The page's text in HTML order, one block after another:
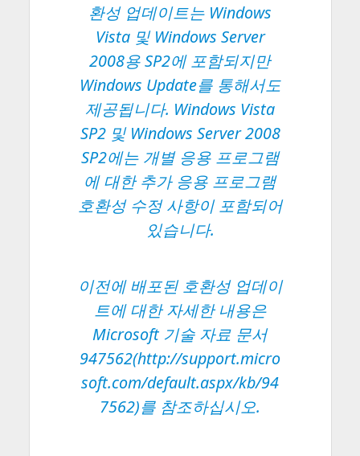
환성 업데이트는 Windows
Vista 및 Windows Server
2008용 SP2에 포함되지만
Windows Update를 통해서도
제공됩니다. Windows Vista
SP2 및 Windows Server 2008
SP2에는 개별 응용 프로그램
에 대한 추가 응용 프로그램
호환성 수정 사항이 포함되어
있습니다.
이전에 배포된 호환성 업데이
트에 대한 자세한 내용은
Microsoft 기술 자료 문서
947562(http://support.micro
soft.com/default.aspx/kb/94
7562)를 참조하십시오.